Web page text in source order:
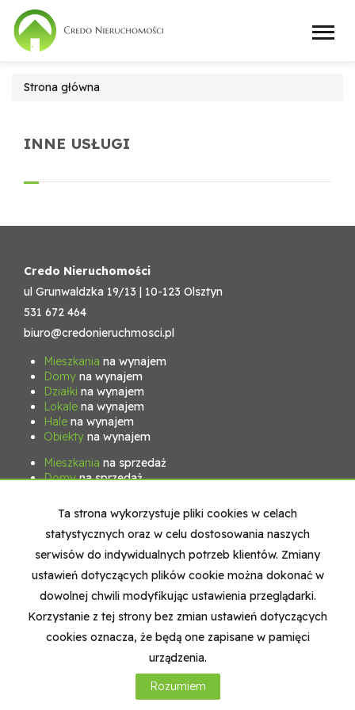
Strona główna
INNE USŁUGI
Credo Nieruchomości
ul Grunwaldzka 19/13 | 10-123 Olsztyn
531 672 464
biuro@credonieruchmosci.pl
Mieszkania na wynajem
Domy na wynajem
Działki na wynajem
Lokale na wynajem
Hale na wynajem
Obiekty na wynajem
Mieszkania na sprzedaż
Domyna sprzedaż
Lokalena sprzedaż
na sprzedaż
Obiektyna sprzedaż
Strona główna Nasz zespół Kontakt Kup Sprzedaj
2026 Program dla biur nieruchomości Galactica
Ta strona wykorzystuje pliki cookies w celach
statystycznych oraz w celu dostosowania naszych
serwisów do indywidualnych potrzeb klientów. Zmiany
ustawień dotyczących plików cookie można dokonać w
dowolnej chwili modyfikując ustawienia przeglądarki.
Korzystanie z tej strony bez zmian ustawień dotyczących
cookies oznacza, że będą one zapisane w pamięci
urządzenia.
Rozumiem